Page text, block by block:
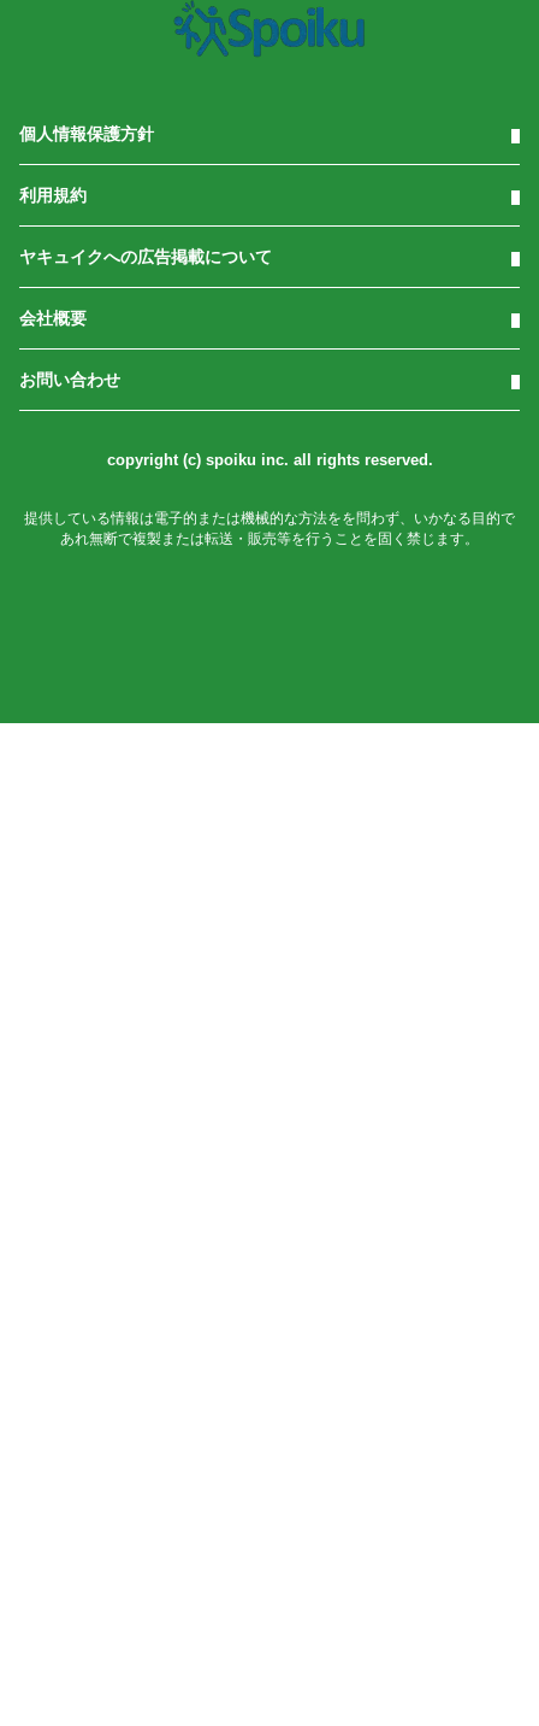
個人情報保護方針
利用規約
ヤキュイクへの広告掲載について
会社概要
お問い合わせ
copyright (c) spoiku inc. all rights reserved.
提供している情報は電子的または機械的な方法をを問わず、いかなる目的で
あれ無断で複製または転送・販売等を行うことを固く禁じます。